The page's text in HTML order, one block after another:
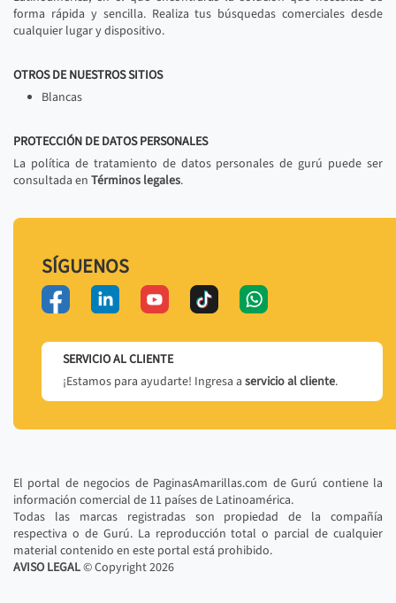
forma rápida y sencilla. Realiza tus búsquedas comerciales desde
cualquier lugar y dispositivo.
OTROS DE NUESTROS SITIOS
Blancas
PROTECCIÓN DE DATOS PERSONALES
La política de tratamiento de datos personales de gurú puede ser
consultada en Términos legales.
SÍGUENOS
SERVICIO AL CLIENTE
¡Estamos para ayudarte! Ingresa a servicio al cliente.
El portal de negocios de PaginasAmarillas.com de Gurú contiene la
información comercial de 11 países de Latinoamérica.
Todas las marcas registradas son propiedad de la compañía
respectiva o de Gurú. La reproducción total o parcial de cualquier
material contenido en este portal está prohibido.
AVISO LEGAL© Copyright2026